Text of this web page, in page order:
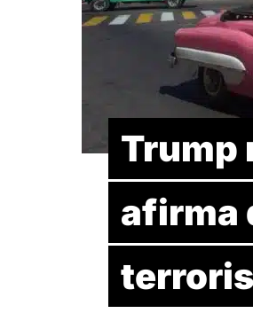
Trump
afirma